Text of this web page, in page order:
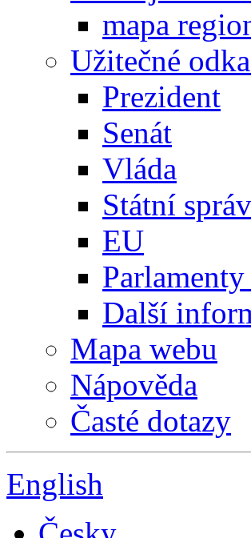
mapa
Užitečné
Prezident
Senát
Vláda
Státní
EU
Další
Mapa webu
Nápověda
Časté dotazy
English